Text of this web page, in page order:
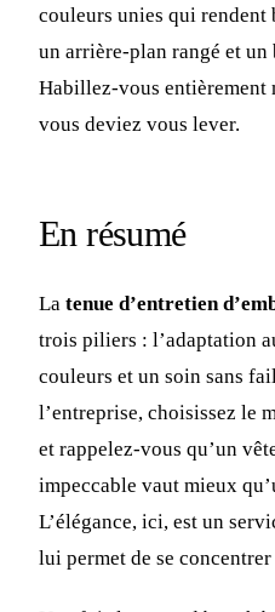
couleurs unies qui rendent
un arrière-plan rangé et un
Habillez-vous entièrement
vous deviez vous lever.
En résumé
La tenue d’entretien
trois piliers : l’adaptation
couleurs et un soin sans
l’entreprise, choisissez le
et rappelez-vous qu’un
impeccable vaut mieux
L’élégance, ici, est un
lui permet de se